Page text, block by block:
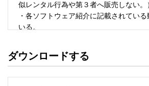
似レンタル行為や第３者へ販売しない。
・各ソフトウェア紹介に記載されてい
いる。
・ソフトウェアを改変、またはリバース
ダウンロードする